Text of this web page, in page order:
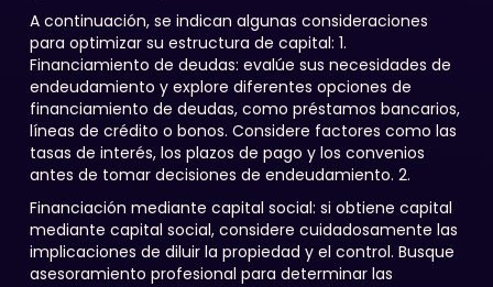
A continuación, se indican algunas consideraciones
para optimizar su estructura de capital: 1.
Financiamiento de deudas: evalúe sus necesidades de
endeudamiento y explore diferentes opciones de
financiamiento de deudas, como préstamos bancarios,
líneas de crédito o bonos. Considere factores como las
tasas de interés, los plazos de pago y los convenios
antes de tomar decisiones de endeudamiento. 2.
Financiación mediante capital social: si obtiene capital
mediante capital social, considere cuidadosamente las
implicaciones de diluir la propiedad y el control. Busque
asesoramiento profesional para determinar las